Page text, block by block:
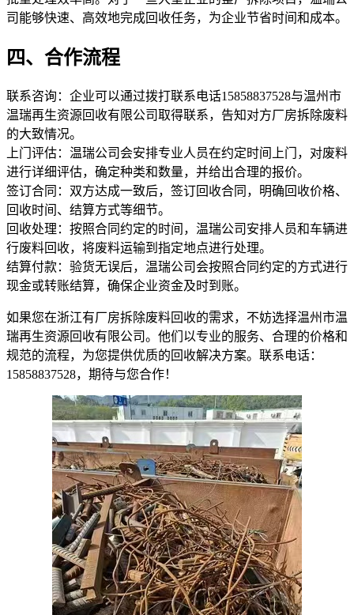
司能够快速、高效地完成回收任务，为企业节省时间和成本。
四、合作流程
联系咨询：企业可以通过拨打联系电话15858837528与温州市
温瑞再生资源回收有限公司取得联系，告知对方厂房拆除废料
的大致情况。
上门评估：温瑞公司会安排专业人员在约定时间上门，对废料
进行详细评估，确定种类和数量，并给出合理的报价。
签订合同：双方达成一致后，签订回收合同，明确回收价格、
回收时间、结算方式等细节。
回收处理：按照合同约定的时间，温瑞公司安排人员和车辆进
行废料回收，将废料运输到指定地点进行处理。
结算付款：验货无误后，温瑞公司会按照合同约定的方式进行
现金或转账结算，确保企业资金及时到账。
如果您在浙江有厂房拆除废料回收的需求，不妨选择温州市温
瑞再生资源回收有限公司。他们以专业的服务、合理的价格和
规范的流程，为您提供优质的回收解决方案。联系电话：
15858837528，期待与您合作！